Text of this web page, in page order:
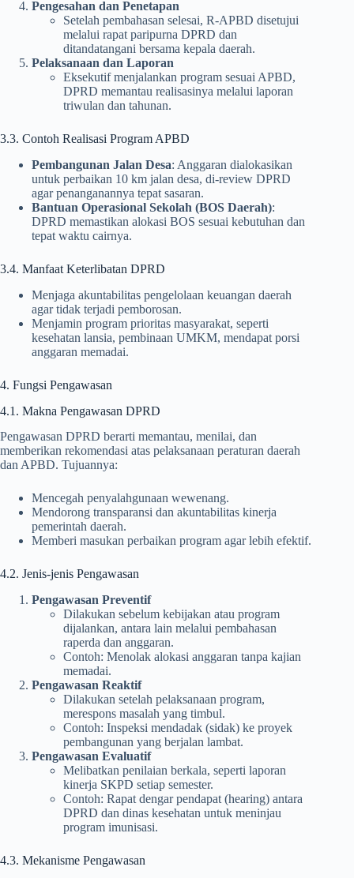
Pengesahan dan Penetapan
Setelah pembahasan selesai, R-APBD disetujui
melalui rapat paripurna DPRD dan
ditandatangani bersama kepala daerah.
Pelaksanaan dan Laporan
Eksekutif menjalankan program sesuai APBD,
DPRD memantau realisasinya melalui laporan
triwulan dan tahunan.
3.3. Contoh Realisasi Program APBD
Pembangunan Jalan Desa: Anggaran dialokasikan
untuk perbaikan 10 km jalan desa, di-review DPRD
agar penanganannya tepat sasaran.
Bantuan Operasional Sekolah (BOS Daerah):
DPRD memastikan alokasi BOS sesuai kebutuhan dan
tepat waktu cairnya.
3.4. Manfaat Keterlibatan DPRD
Menjaga akuntabilitas pengelolaan keuangan daerah
agar tidak terjadi pemborosan.
Menjamin program prioritas masyarakat, seperti
kesehatan lansia, pembinaan UMKM, mendapat porsi
anggaran memadai.
4. Fungsi Pengawasan
4.1. Makna Pengawasan DPRD
Pengawasan DPRD berarti memantau, menilai, dan
memberikan rekomendasi atas pelaksanaan peraturan daerah
dan APBD. Tujuannya:
Mencegah penyalahgunaan wewenang.
Mendorong transparansi dan akuntabilitas kinerja
pemerintah daerah.
Memberi masukan perbaikan program agar lebih efektif.
4.2. Jenis-jenis Pengawasan
Pengawasan Preventif
Dilakukan sebelum kebijakan atau program
dijalankan, antara lain melalui pembahasan
raperda dan anggaran.
Contoh: Menolak alokasi anggaran tanpa kajian
memadai.
Pengawasan Reaktif
Dilakukan setelah pelaksanaan program,
merespons masalah yang timbul.
Contoh: Inspeksi mendadak (sidak) ke proyek
pembangunan yang berjalan lambat.
Pengawasan Evaluatif
Melibatkan penilaian berkala, seperti laporan
kinerja SKPD setiap semester.
Contoh: Rapat dengar pendapat (hearing) antara
DPRD dan dinas kesehatan untuk meninjau
program imunisasi.
4.3. Mekanisme Pengawasan